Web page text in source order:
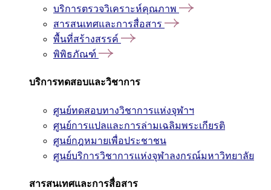
บริการตรวจวิเคราะห์คุณภาพ
สารสนเทศและการสื่อสาร
พื้นที่สร้างสรรค์
พิพิธภัณฑ์
บริการทดสอบและวิชาการ
ศูนย์ทดสอบทางวิชาการแห่งจุฬาฯ
ศูนย์การแปลและการล่ามเฉลิมพระเกียรติ
ศูนย์กฎหมายเพื่อประชาชน
ศูนย์บริการวิชาการแห่งจุฬาลงกรณ์มหาวิทยาลัย
สารสนเทศและการสื่อสาร